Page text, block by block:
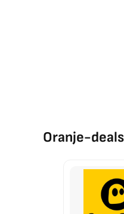
Oranje-deals